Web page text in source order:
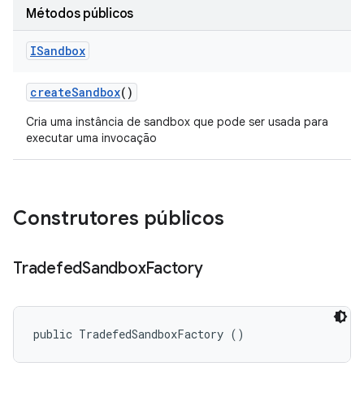
Métodos públicos
ISandbox
createSandbox()
Cria uma instância de sandbox que pode ser usada para
executar uma invocação
Construtores públicos
TradefedSandboxFactory
public TradefedSandboxFactory ()